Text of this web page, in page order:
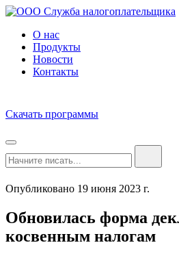
О нас
Продукты
Новости
Контакты
Скачать программы
Опубликовано 19 июня 2023 г.
Обновилась форма
косвенным налогам